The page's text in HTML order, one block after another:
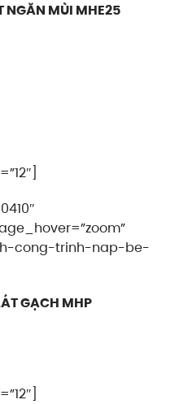
NGĂN MÙI MHE25
cong-trinh-nap-be-
GẠCH MHP